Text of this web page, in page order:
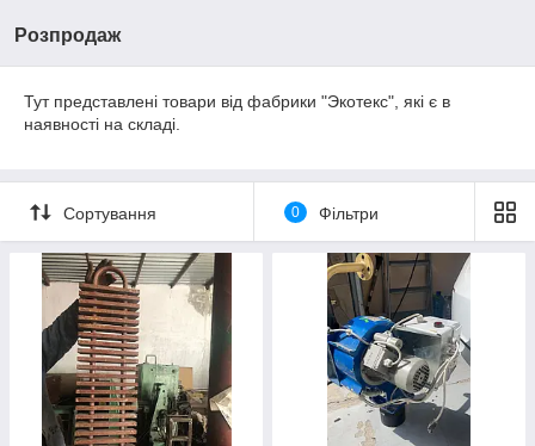
Розпродаж
Тут представлені товари від фабрики "Экотекс", які є в
наявності на складі.
Сортування 0 Фільтри